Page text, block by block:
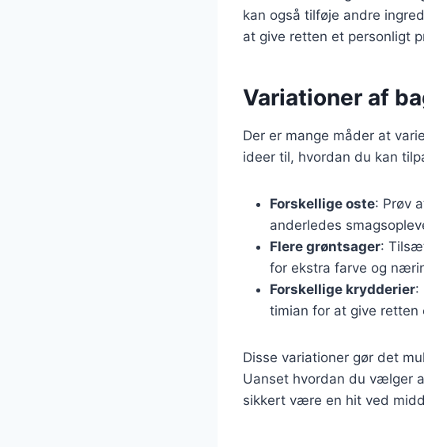
kan også tilføje andre
at give retten et personligt
Variationer af
Der er mange måder at
ideer til, hvordan du kan
Forskellige oste: Prøv
anderledes
Flere grøntsager:
for ekstra farve og
Forskellige krydderier:
timian for at give retten
Disse variationer gør det
Uanset hvordan du vælger
sikkert være en hit ved